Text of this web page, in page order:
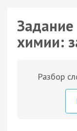
химии:
Разбор